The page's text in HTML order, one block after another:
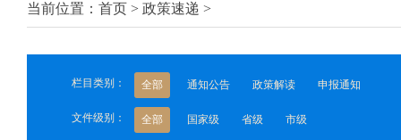
当前位置：首页 > 政策速递 >
栏目类别： 全部 通知公告 政策解读 申报通知
文件级别： 全部 国家级 省级 市级